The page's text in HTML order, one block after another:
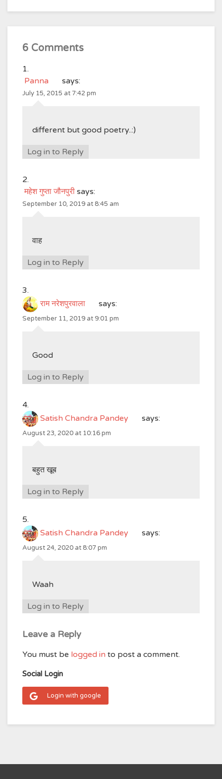
6 Comments
Panna says:
July 15, 2015 at 7:42 pm
different but good poetry..:)
Log in to Reply
महेश गुप्ता जौनपुरी says:
September 10, 2019 at 8:45 am
वाह
Log in to Reply
राम नरेशपुरवाला says:
September 11, 2019 at 9:01 pm
Good
Log in to Reply
Satish Chandra Pandey says:
August 23, 2020 at 10:16 pm
बहुत खूब
Log in to Reply
Satish Chandra Pandey says:
August 24, 2020 at 8:07 pm
Waah
Log in to Reply
Leave a Reply
You must be logged in to post a comment.
Social Login
Login with google